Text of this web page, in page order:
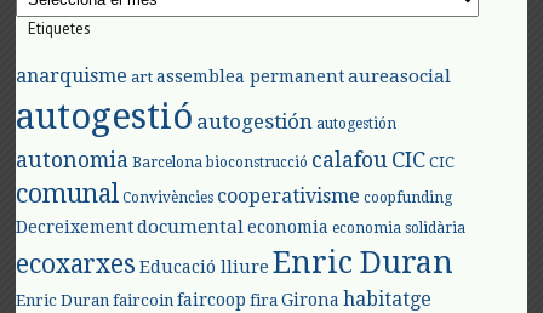
Etiquetes
anarquisme art assemblea permanent aureasocial
autogestió autogestión autogestión
autonomia Barcelona bioconstrucció calafouCIC CIC
comunal Convivències cooperativisme coopfunding
Decreixement documental economia economia solidària
ecoxarxes Educació lliure Enric Duran
Enric Duran faircoin faircoop fira Girona habitatge